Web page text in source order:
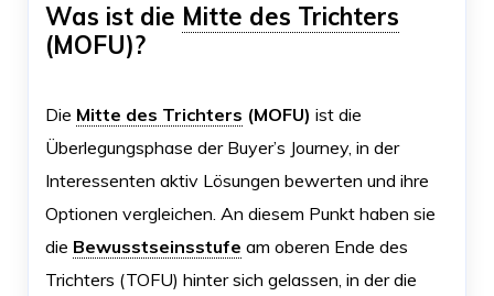
Was ist die Mitte des Trichters
(MOFU)?
Die Mitte des Trichters (MOFU) ist die
Überlegungsphase der Buyer’s Journey, in der
Interessenten aktiv Lösungen bewerten und ihre
Optionen vergleichen. An diesem Punkt haben sie
die Bewusstseinsstufe am oberen Ende des
Trichters (TOFU) hinter sich gelassen, in der die